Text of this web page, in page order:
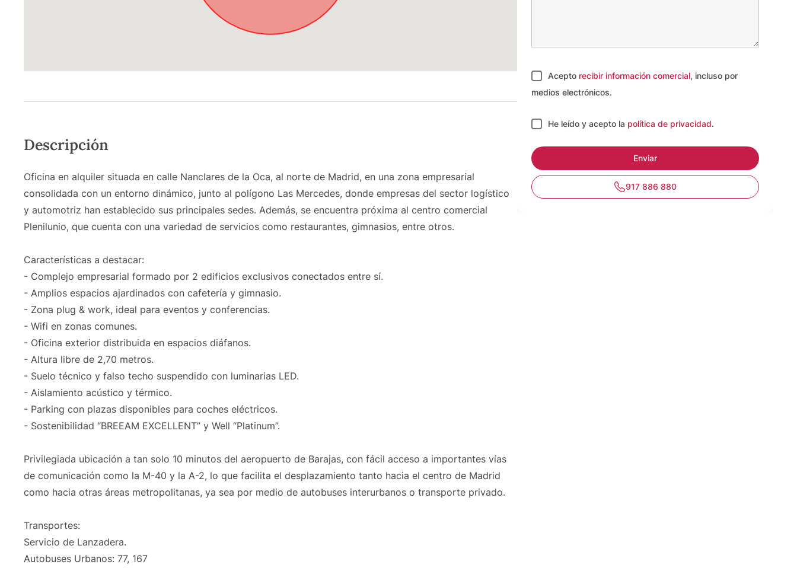
Descripción
Oficina en alquiler situada en calle Nanclares de la Oca, al norte de Madrid, en una zona empresarial
consolidada con un entorno dinámico, junto al polígono Las Mercedes, donde empresas del sector logístico
y automotriz han establecido sus principales sedes. Además, se encuentra próxima al centro comercial
Plenilunio, que cuenta con una variedad de servicios como restaurantes, gimnasios, entre otros.
Características a destacar:
- Complejo empresarial formado por 2 edificios exclusivos conectados entre sí.
- Amplios espacios ajardinados con cafetería y gimnasio.
- Zona plug & work, ideal para eventos y conferencias.
- Wifi en zonas comunes.
- Oficina exterior distribuida en espacios diáfanos.
- Altura libre de 2,70 metros.
- Suelo técnico y falso techo suspendido con luminarias LED.
- Aislamiento acústico y térmico.
- Parking con plazas disponibles para coches eléctricos.
- Sostenibilidad “BREEAM EXCELLENT” y Well “Platinum”.
Privilegiada ubicación a tan solo 10 minutos del aeropuerto de Barajas, con fácil acceso a importantes vías
de comunicación como la M-40 y la A-2, lo que facilita el desplazamiento tanto hacia el centro de Madrid
como hacia otras áreas metropolitanas, ya sea por medio de autobuses interurbanos o transporte privado.
Transportes:
Servicio de Lanzadera.
Autobuses Urbanos: 77, 167
Acepto recibir información comercial, incluso por
medios electrónicos.
He leído y acepto la política de privacidad.
917 886 880